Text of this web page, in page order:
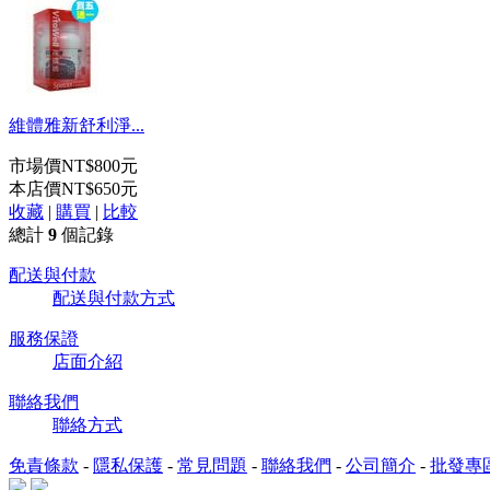
維體雅新舒利淨...
市場價NT$800元
本店價NT$650元
收藏 | 購買 | 比較
總計 9 個記錄
配送與付款
配送與付款方式
服務保證
店面介紹
聯絡我們
聯絡方式
免責條款 - 隱私保護 - 常見問題 - 聯絡我們 - 公司簡介 - 批發專